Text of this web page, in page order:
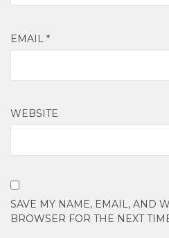
EMAIL *
WEBSITE
SAVE MY NAME, EMAIL, AND
BROWSER FOR THE NEXT